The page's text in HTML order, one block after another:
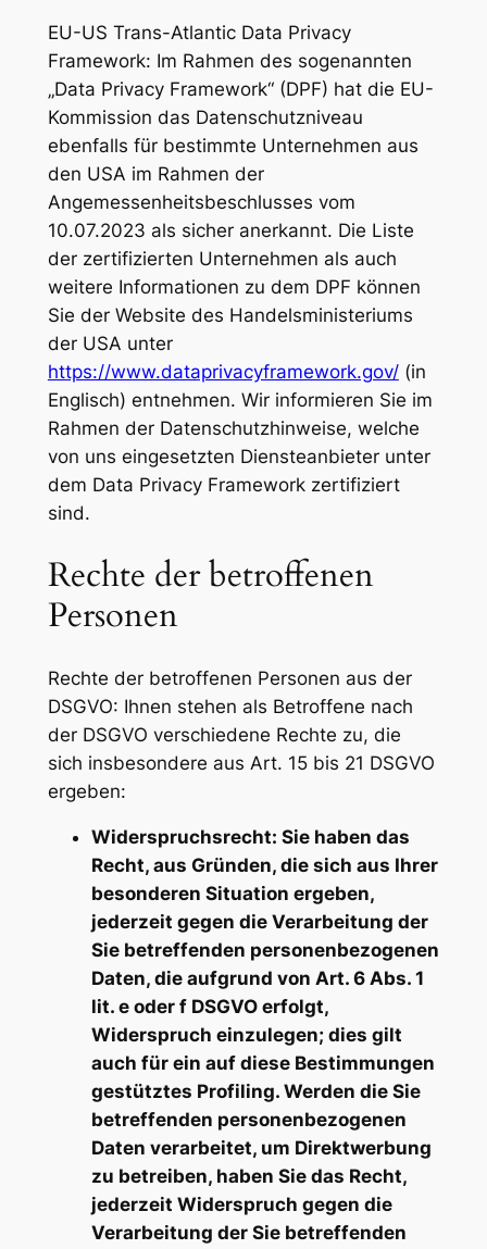
EU-US Trans-Atlantic Data Privacy
Framework: Im Rahmen des sogenannten
„Data Privacy Framework“ (DPF) hat die EU-
Kommission das Datenschutzniveau
ebenfalls für bestimmte Unternehmen aus
den USA im Rahmen der
Angemessenheitsbeschlusses vom
10.07.2023 als sicher anerkannt. Die Liste
der zertifizierten Unternehmen als auch
weitere Informationen zu dem DPF können
Sie der Website des Handelsministeriums
der USA unter
https://www.dataprivacyframework.gov/(in
Englisch) entnehmen. Wir informieren Sie im
Rahmen der Datenschutzhinweise, welche
von uns eingesetzten Diensteanbieter unter
dem Data Privacy Framework zertifiziert
sind.
Rechte der betroffenen
Personen
Rechte der betroffenen Personen aus der
DSGVO: Ihnen stehen als Betroffene nach
der DSGVO verschiedene Rechte zu, die
sich insbesondere aus Art. 15 bis 21 DSGVO
ergeben:
Widerspruchsrecht: Sie haben das
Recht, aus Gründen, die sich aus Ihrer
besonderen Situation ergeben,
jederzeit gegen die Verarbeitung der
Sie betreffenden personenbezogenen
Daten, die aufgrund von Art. 6 Abs. 1
lit. e oder f DSGVO erfolgt,
Widerspruch einzulegen; dies gilt
auch für ein auf diese Bestimmungen
gestütztes Profiling. Werden die Sie
betreffenden personenbezogenen
Daten verarbeitet, um Direktwerbung
zu betreiben, haben Sie das Recht,
jederzeit Widerspruch gegen die
Verarbeitung der Sie betreffenden